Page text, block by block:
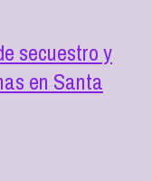
secuestro y
en Santa